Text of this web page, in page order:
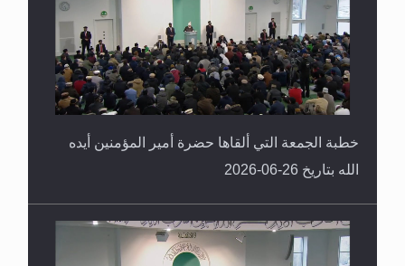
خطبة الجمعة التي ألقاها حضرة أمير المؤمنين أيده
الله بتاريخ 26-06-2026